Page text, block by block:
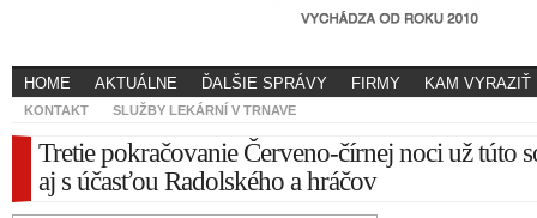
HOME AKTUÁLNE ĎALŠIE SPRÁVY FIRMY KAM VYRAZIŤ
KONTAKT SLUŽBY LEKÁRNÍ V TRNAVE
Tretie pokračovanie Červeno-čírnej noci už túto
aj s účasťou Radolského a hráčov